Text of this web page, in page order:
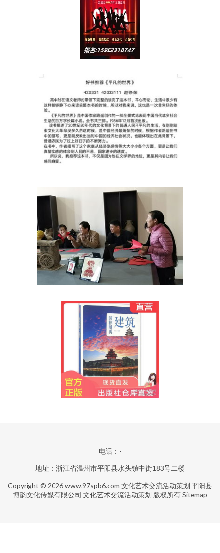
电话：-
地址：浙江省温州市平阳县水头镇中街183号二楼
Copyright © 2026www.97spb6.com 文化艺术交流活动策划 平阳县
博韵文化传媒有限公司 文化艺术交流活动策划 版权所有Sitemap